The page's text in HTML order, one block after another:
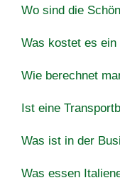
Wo sind die
Was kostet es ein
Wie berechnet
Ist eine
Was ist in der
Was essen